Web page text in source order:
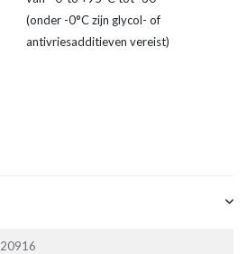
(onder -0°C zijn glycol- of
antivriesadditieven vereist)
20916